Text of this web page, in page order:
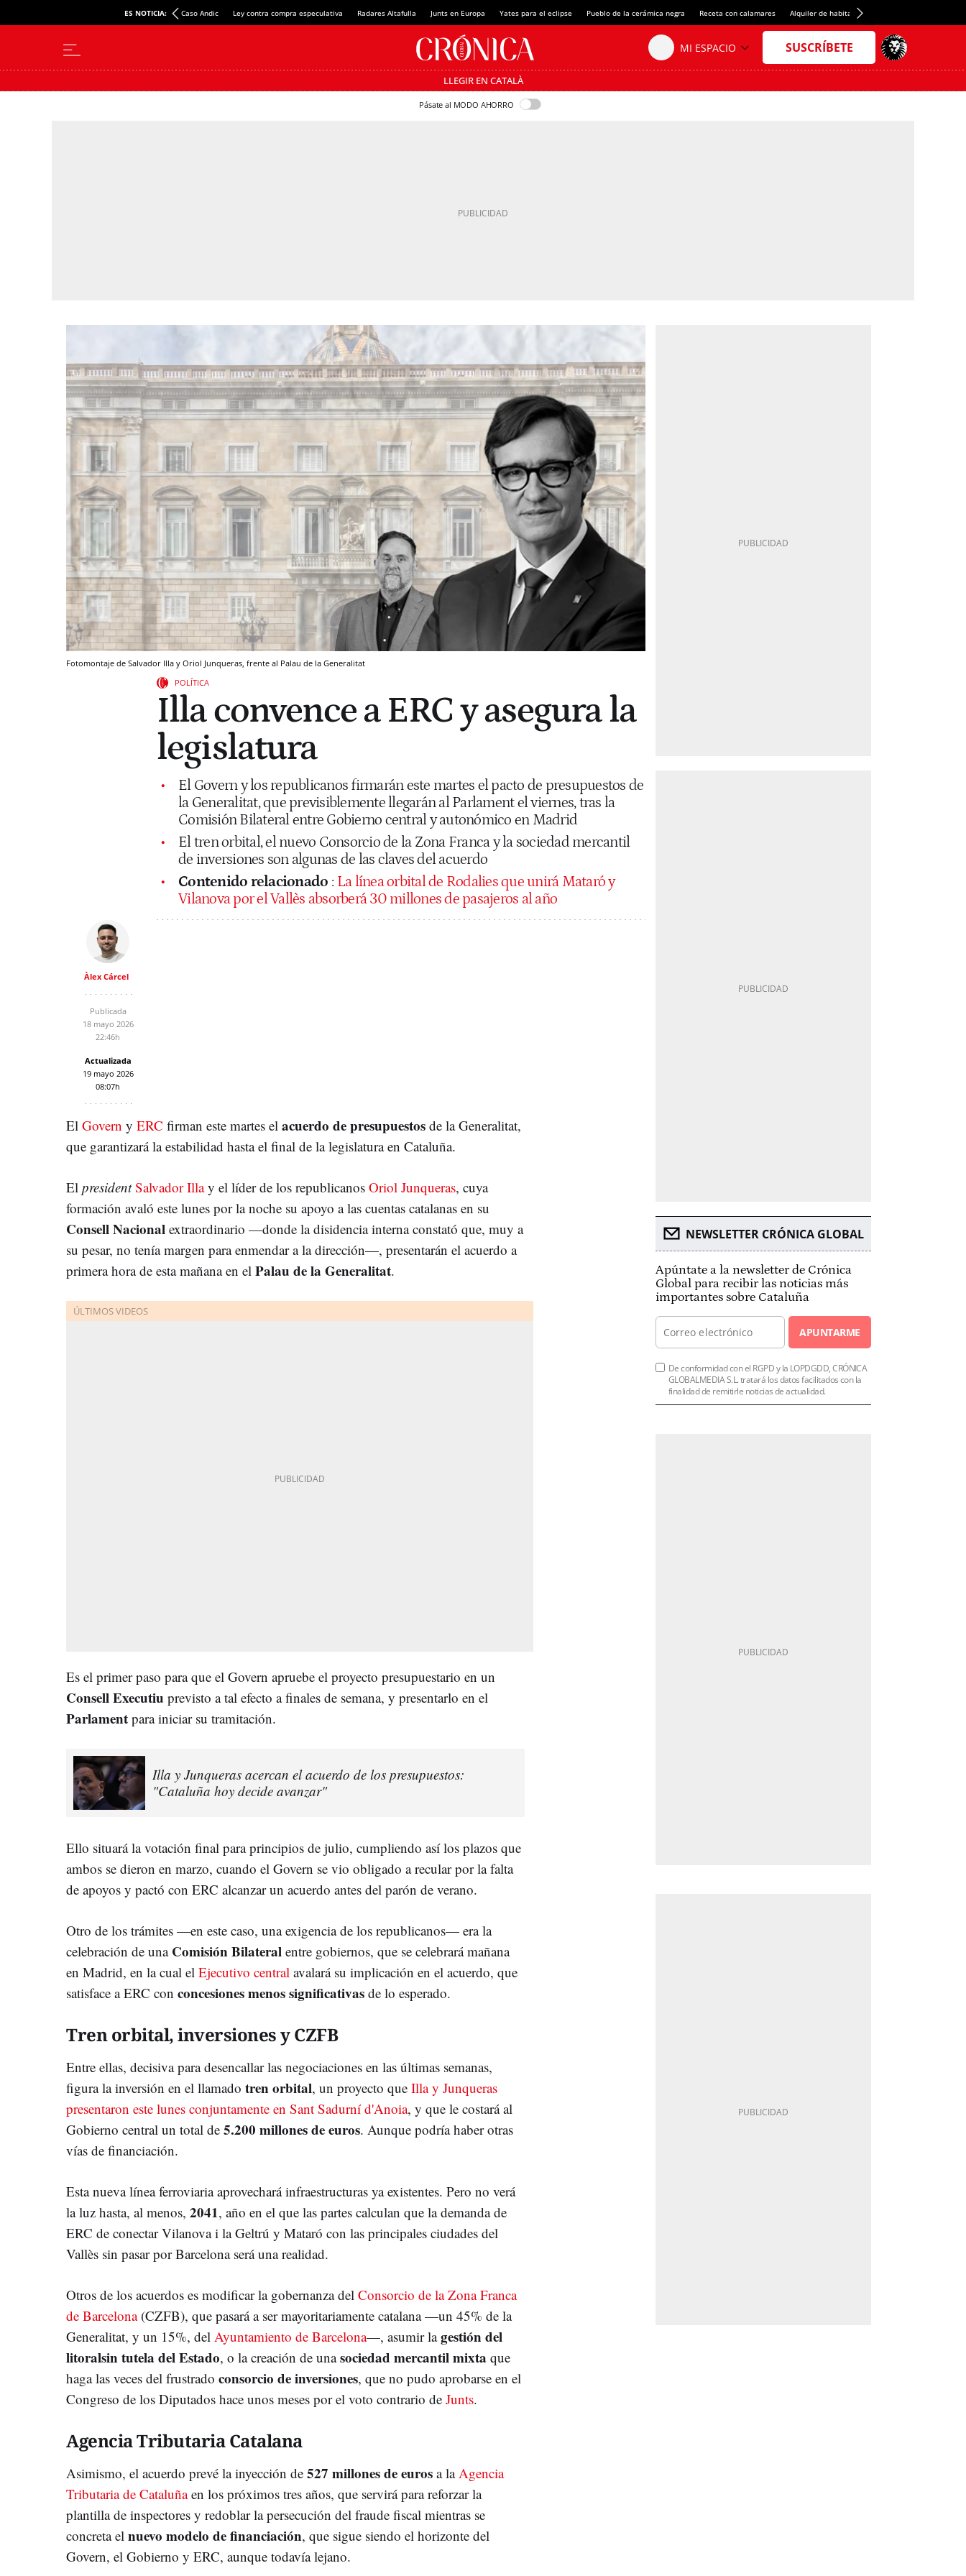
ES NOTICIA: Caso Andic Ley contra compra especulativa Radares Altafulla Junts en Europa Yates para el eclipse Pueblo de la cerámica negra Receta con calamares Alquiler de habitaciones en España
LLEGIR EN CATALÀ
Pásate al MODO AHORRO
Fotomontaje de Salvador Illa y Oriol Junqueras, frente al Palau de la Generalitat
POLÍTICA
Illa convence a ERC y asegura la
legislatura
El Govern y los republicanos firmarán este martes el pacto de presupuestos de
la Generalitat, que previsiblemente llegarán al Parlament el viernes, tras la
Comisión Bilateral entre Gobierno central y autonómico en Madrid
El tren orbital, el nuevo Consorcio de la Zona Franca y la sociedad mercantil
de inversiones son algunas de las claves del acuerdo
Contenido relacionado : La línea orbital de Rodalies que unirá Mataró y
Vilanova por el Vallès absorberá 30 millones de pasajeros al año
Àlex Cárcel
Publicada
18 mayo 2026
22:46h
Actualizada
19 mayo 2026
08:07h
El Govern y ERC firman este martes el acuerdo de presupuestos de la Generalitat,
que garantizará la estabilidad hasta el final de la legislatura en Cataluña.
El presidentSalvador Illay el líder de los republicanos Oriol Junqueras, cuya
formación avaló este lunes por la noche su apoyo a las cuentas catalanas en su
Consell Nacional extraordinario —donde la disidencia interna constató que, muy a
su pesar, no tenía margen para enmendar a la dirección—, presentarán el acuerdo a
primera hora de esta mañana en el Palau de la Generalitat.
Es el primer paso para que el Govern apruebe el proyecto presupuestario en un
Consell Executiu previsto a tal efecto a finales de semana, y presentarlo en el
Parlament para iniciar su tramitación.
Illa y Junqueras acercan el acuerdo de los presupuestos:
"Cataluña hoy decide avanzar"
Ello situará la votación final para principios de julio, cumpliendo así los plazos que
ambos se dieron en marzo, cuando el Govern se vio obligado a recular por la falta
de apoyos y pactó con ERC alcanzar un acuerdo antes del parón de verano.
Otro de los trámites —en este caso, una exigencia de los republicanos— era la
celebración de una Comisión Bilateral entre gobiernos, que se celebrará mañana
en Madrid, en la cual el Ejecutivo central avalará su implicación en el acuerdo, que
satisface a ERC con concesiones menos significativas de lo esperado.
Tren orbital, inversiones y CZFB
Entre ellas, decisiva para desencallar las negociaciones en las últimas semanas,
figura la inversión en el llamado tren orbital, un proyecto que Illa y Junqueras
presentaron este lunes conjuntamente en Sant Sadurní d'Anoia, y que le costará al
Gobierno central un total de 5.200 millones de euros. Aunque podría haber otras
vías de financiación.
Esta nueva línea ferroviaria aprovechará infraestructuras ya existentes. Pero no verá
la luz hasta, al menos, 2041, año en el que las partes calculan que la demanda de
ERC de conectar Vilanova i la Geltrú y Mataró con las principales ciudades del
Vallès sin pasar por Barcelona será una realidad.
Otros de los acuerdos es modificar la gobernanza del Consorcio de la Zona Franca
de Barcelona(CZFB), que pasará a ser mayoritariamente catalana —un 45% de la
Generalitat, y un 15%, del Ayuntamiento de Barcelona—, asumir lagestión del
litoralsin tutela del Estado, o la creación de unasociedad mercantil mixta que
haga las veces del frustrado consorcio de inversiones, que no pudo aprobarse en el
Congreso de los Diputados hace unos meses por el voto contrario de Junts.
Agencia Tributaria Catalana
Asimismo, el acuerdo prevé la inyección de 527 millones de euros a la Agencia
Tributaria de Cataluñaen los próximos tres años, que servirá para reforzar la
plantilla de inspectores y redoblar la persecución del fraude fiscal mientras se
concreta el nuevo modelo de financiación, que sigue siendo el horizonte del
Govern, el Gobierno y ERC, aunque todavía lejano.
NEWSLETTER CRÓNICA GLOBAL
Apúntate a la newsletter de Crónica
Global para recibir las noticias más
importantes sobre Cataluña
APUNTARME
De conformidad con el RGPD y la LOPDGDD, CRÓNICA
GLOBALMEDIA S.L. tratará los datos facilitados con la
finalidad de remitirle noticias de actualidad.